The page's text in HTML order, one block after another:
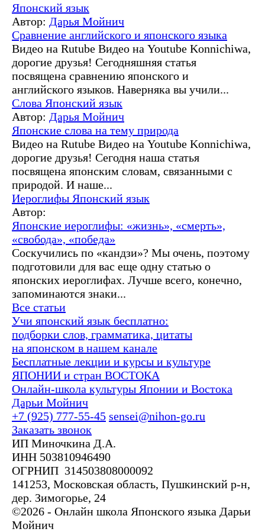
Японский язык
Автор: Дарья Мойнич
Сравнение английского и японского языка
Видео на Rutube Видео на Youtube Konnichiwa,
дорогие друзья! Сегодняшняя статья
посвящена сравнению японского и
английского языков. Наверняка вы учили...
Слова Японский язык
Автор: Дарья Мойнич
Японские слова на тему природа
Видео на Rutube Видео на Youtube Konnichiwa,
дорогие друзья! Сегодня наша статья
посвящена японским словам, связанными с
природой. И наше...
Иероглифы Японский язык
Автор:
Японские иероглифы: «жизнь», «смерть»,
«свобода», «победа»
Соскучились по «кандзи»? Мы очень, поэтому
подготовили для вас еще одну статью о
японских иероглифах. Лучше всего, конечно,
запоминаются знаки...
Все статьи
Учи японский язык бесплатно:
подборки слов, грамматика, цитаты
на японском в нашем канале
Бесплатные лекции и курсы и культуре
ЯПОНИИ и стран ВОСТОКА
Онлайн-школа культуры Японии и Востока
Дарьи Мойнич
+7 (925) 777-55-45 sensei@nihon-go.ru
Заказать звонок
ИП Миночкина Д.А.
ИНН 503810946490
ОГРНИП 314503808000092
141253, Московская область, Пушкинский р-н,
дер. Зимогорье, 24
©2026 - Онлайн школа Японского языка Дарьи
Мойнич